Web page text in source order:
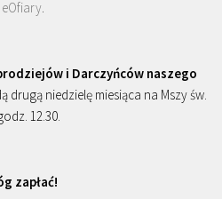
eOfiary.
i Darczyńców naszego
drugą niedzielę miesiąca na Mszy św.
12.30.
zapłać!